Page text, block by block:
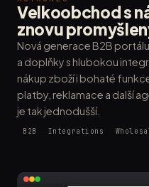
Velkoobchod s
znovu
Nová generace B2B
a doplňky s hlubokou
nákup zboží i bohaté
platby, reklamace a další
je tak jednodušší.
B2B Integrations